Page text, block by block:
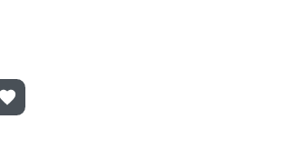
TOEVOEGEN AAN VERLANGLIJST